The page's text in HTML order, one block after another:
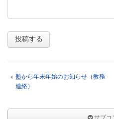
塾から年末年始のお知らせ（教務
連絡）
サブコ